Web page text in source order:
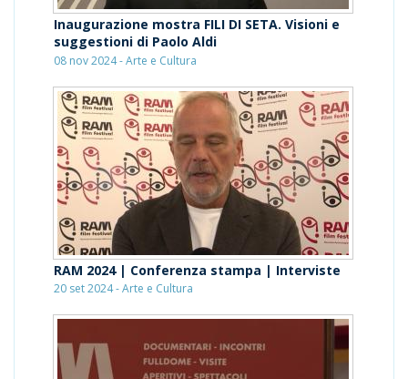
Inaugurazione mostra FILI DI SETA. Visioni e
suggestioni di Paolo Aldi
08 nov 2024 - Arte e Cultura
RAM 2024 | Conferenza stampa | Interviste
20 set 2024 - Arte e Cultura